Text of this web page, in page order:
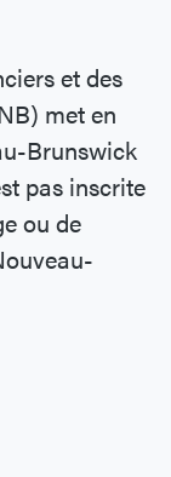
et des
met en
Brunswick
pas inscrite
ou de